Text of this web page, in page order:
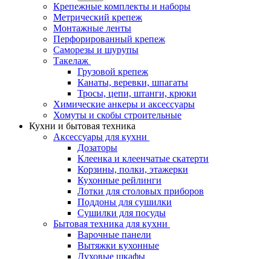
Крепежные комплекты и наборы
Метрический крепеж
Монтажные ленты
Перфорированный крепеж
Саморезы и шурупы
Такелаж
Грузовой крепеж
Канаты, веревки, шпагаты
Тросы, цепи, штанги, крюки
Химические анкеры и аксессуары
Хомуты и скобы строительные
Кухни и бытовая техника
Аксессуары для кухни
Дозаторы
Клеенка и клеенчатые скатерти
Корзины, полки, этажерки
Кухонные рейлинги
Лотки для столовых приборов
Поддоны для сушилки
Сушилки для посуды
Бытовая техника для кухни
Варочные панели
Вытяжки кухонные
Духовые шкафы